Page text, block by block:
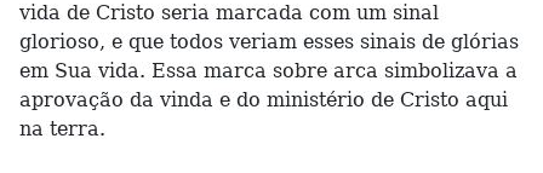
vida de Cristo seria marcada com um sinal
glorioso, e que todos veriam esses sinais de glórias
em Sua vida. Essa marca sobre arca simbolizava a
aprovação da vinda e do ministério de Cristo aqui
na terra.